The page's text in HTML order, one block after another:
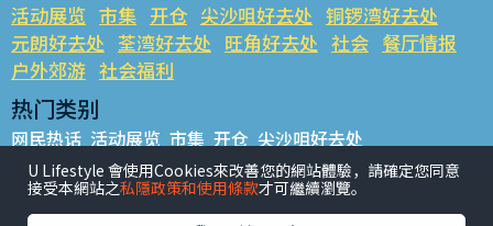
活动展览 市集 开仓 尖沙咀好去处 铜锣湾好去处
元朗好去处 荃湾好去处 旺角好去处 社会 餐厅情报
户外郊游 社会福利
热门类别
网民热话 活动展览 市集 开仓 尖沙咀好去处
铜锣湾好去处 元朗好去处 荃湾好去处 旺角好去处 社会
餐厅情报 户外郊游
U Lifestyle 會使用Cookies來改善您的網站體驗，請確定您同意
接受本網站之私隱政策和使用條款才可繼續瀏覽。